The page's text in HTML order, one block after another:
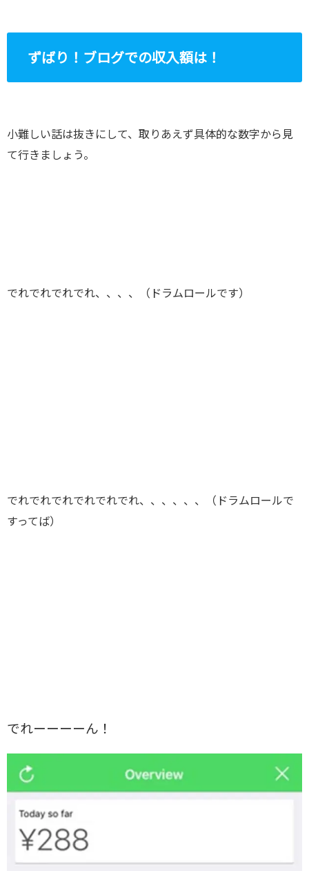
ずばり！ブログでの収入額は！
小難しい話は抜きにして、取りあえず具体的な数字から見
て行きましょう。
でれでれでれでれ、、、、（ドラムロールです）
でれでれでれでれでれでれ、、、、、、（ドラムロールで
すってば）
でれーーーーん！